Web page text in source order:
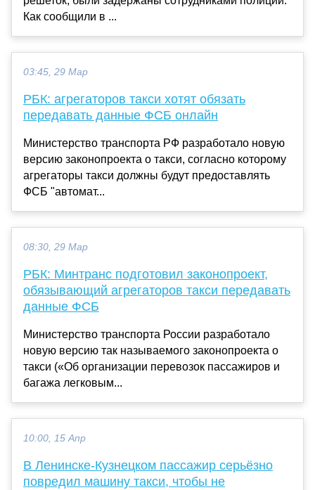
Как сообщили в ...
03:45, 29 Мар
РБК: агрегаторов такси хотят обязать
передавать данные ФСБ онлайн
Министерство транспорта РФ разработало новую
версию законопроекта о такси, согласно которому
агрегаторы такси должны будут предоставлять
ФСБ "автомат...
08:30, 29 Мар
РБК: Минтранс подготовил законопроект,
обязывающий агрегаторов такси передавать
данные ФСБ
Министерство транспорта России разработало
новую версию так называемого законопроекта о
такси («Об организации перевозок пассажиров и
багажа легковым...
10:00, 15 Апр
В Ленинске-Кузнецком пассажир серьёзно
повредил машину такси, чтобы не